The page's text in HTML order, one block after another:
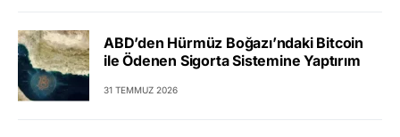
ABD’den Hürmüz Boğazı’ndaki Bitcoin
ile Ödenen Sigorta Sistemine Yaptırım
31 TEMMUZ 2026